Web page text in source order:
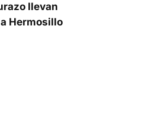
llevan
Hermosillo